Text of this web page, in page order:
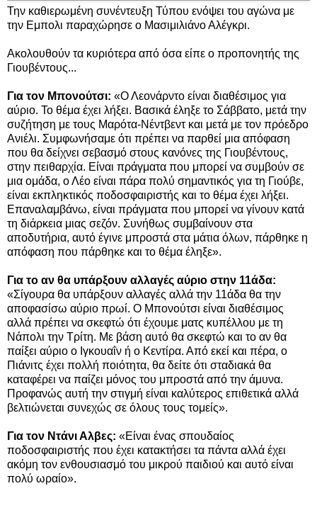
Την καθιερωμένη συνέντευξη Τύπου ενόψει του αγώνα με
την Εμπολι παραχώρησε ο Μασιμιλιάνο Αλέγκρι.
Ακολουθούν τα κυριότερα από όσα είπε ο προπονητής της
Γιουβέντους...
Για τον Μπονούτσι: «Ο Λεονάρντο είναι διαθέσιμος για
αύριο. Το θέμα έχει λήξει. Βασικά έληξε το Σάββατο, μετά την
συζήτηση με τους Μαρότα-Νέντβεντ και μετά με τον πρόεδρο
Ανιέλι. Συμφωνήσαμε ότι πρέπει να παρθεί μια απόφαση
που θα δείχνει σεβασμό στους κανόνες της Γιουβέντους,
στην πειθαρχία. Είναι πράγματα που μπορεί να συμβούν σε
μια ομάδα, ο Λέο είναι πάρα πολύ σημαντικός για τη Γιούβε,
είναι εκπληκτικός ποδοσφαιριστής και το θέμα έχει λήξει.
Επαναλαμβάνω, είναι πράγματα που μπορεί να γίνουν κατά
τη διάρκεια μιας σεζόν. Συνήθως συμβαίνουν στα
αποδυτήρια, αυτό έγινε μπροστά στα μάτια όλων, πάρθηκε η
απόφαση που πάρθηκε και το θέμα έληξε».
Για το αν θα υπάρξουν αλλαγές αύριο στην 11άδα:
«Σίγουρα θα υπάρξουν αλλαγές αλλά την 11άδα θα την
αποφασίσω αύριο πρωί. Ο Μπονούτσι είναι διαθέσιμος
αλλά πρέπει να σκεφτώ ότι έχουμε ματς κυπέλλου με τη
Νάπολι την Τρίτη. Με βάση αυτό θα σκεφτώ και το αν θα
παίξει αύριο ο Ιγκουαΐν ή ο Κεντίρα. Από εκεί και πέρα, ο
Πιάνιτς έχει πολλή ποιότητα, θα δείτε ότι σταδιακά θα
καταφέρει να παίζει μόνος του μπροστά από την άμυνα.
Προφανώς αυτή την στιγμή είναι καλύτερος επιθετικά αλλά
βελτιώνεται συνεχώς σε όλους τους τομείς».
Για τον Ντάνι Αλβες: «Είναι ένας σπουδαίος
ποδοσφαιριστής που έχει κατακτήσει τα πάντα αλλά έχει
ακόμη τον ενθουσιασμό του μικρού παιδιού και αυτό είναι
πολύ ωραίο».